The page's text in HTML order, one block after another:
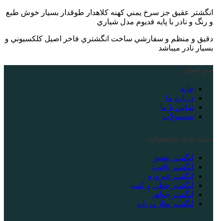
انگشتر عقيق جز سرخ يمني كهنه كلاهدار طوقدار بسيار خوش طبع
و رنگ و نادر با پايه فديوم مدل شياري
دقيق و منظم و سفارشي ساخت انگشتري فاخر اصيل كلكسيوني و
بسيار نادر ميباشد
منو اصلی
خانه
درباره ما
تماس با ما
محصولات
دسته بندی محصولات
انگشتر عقیق
انگشتر یاقوت
انگشتر فیروزه
انگشتر خطی و کهنه
انگشتر جواهر
انگشتر طلا مردانه